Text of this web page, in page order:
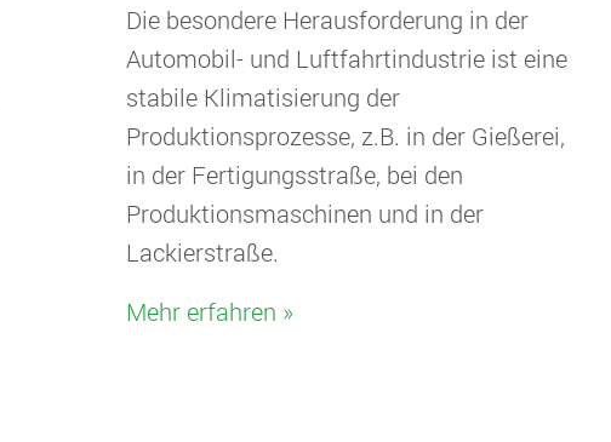
Die besondere Herausforderung in der
Automobil- und Luftfahrtindustrie ist eine
stabile Klimatisierung der
Produktionsprozesse, z.B. in der Gießerei,
in der Fertigungsstraße, bei den
Produktionsmaschinen und in der
Lackierstraße.
Mehr erfahren »